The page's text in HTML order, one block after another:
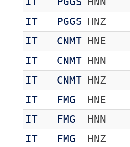
IT
PGGS HNZ
IT
CNMT HNE
IT
CNMT HNN
IT
CNMT HNZ
IT
FMG HNE
IT
FMG HNN
IT
FMG HNZ